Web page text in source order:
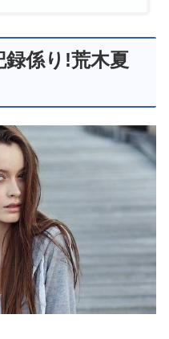
録係り!荒木夏